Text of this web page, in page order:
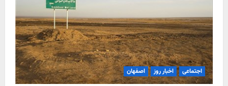
اجتماعی اخبار روز اصفهان